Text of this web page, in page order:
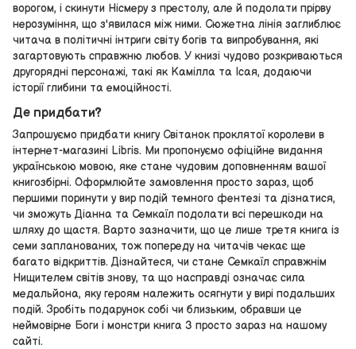
ворогом, і скинути Нісмеру з престолу, але й подолати прірву
нерозуміння, що з'явилася між ними. Сюжетна лінія заглиблює
читача в політичні інтриги світу богів та випробування, які
загартовують справжню любов. У книзі чудово розкриваються
другорядні персонажі, такі як Камілла та Ісая, додаючи
історії глибини та емоційності.
Де придбати?
Запрошуємо придбати книгу Світанок проклятої королеви в
інтернет-магазині Libris. Ми пропонуємо офіційне видання
українською мовою, яке стане чудовим доповненням вашої
книгозбірні. Оформлюйте замовлення просто зараз, щоб
першими поринути у вир подій темного фентезі та дізнатися,
чи зможуть Діанна та Семкаїл подолати всі перешкоди на
шляху до щастя. Варто зазначити, що це лише третя книга із
семи запланованих, тож попереду на читачів чекає ще
багато відкриттів. Дізнайтеся, чи стане Семкаїл справжнім
Нищителем світів знову, та що насправді означає сила
медальйона, яку героям належить осягнути у вирі подальших
подій. Зробіть подарунок собі чи близьким, обравши це
неймовірне Боги і монстри книга 3 просто зараз на нашому
сайті.